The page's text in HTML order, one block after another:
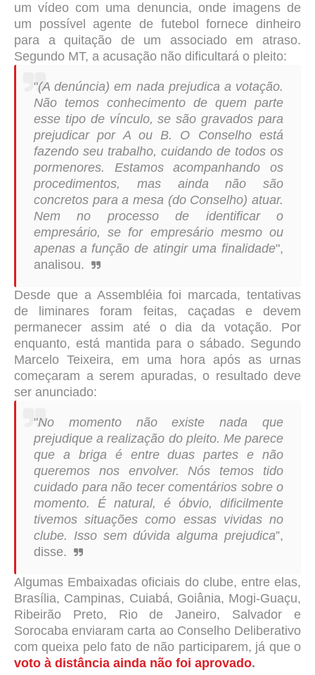
um vídeo com uma denuncia, onde imagens de
um possível agente de futebol fornece dinheiro
para a quitação de um associado em atraso.
Segundo MT, a acusação não dificultará o pleito:
"(A denúncia) em nada prejudica a votação.
Não temos conhecimento de quem parte
esse tipo de vínculo, se são gravados para
prejudicar por A ou B. O Conselho está
fazendo seu trabalho, cuidando de todos os
pormenores. Estamos acompanhando os
procedimentos, mas ainda não são
concretos para a mesa (do Conselho) atuar.
Nem no processo de identificar o
empresário, se for empresário mesmo ou
apenas a função de atingir uma finalidade",
analisou.
Desde que a Assembléia foi marcada, tentativas
de liminares foram feitas, caçadas e devem
permanecer assim até o dia da votação. Por
enquanto, está mantida para o sábado. Segundo
Marcelo Teixeira, em uma hora após as urnas
começaram a serem apuradas, o resultado deve
ser anunciado:
"No momento não existe nada que
prejudique a realização do pleito. Me parece
que a briga é entre duas partes e não
queremos nos envolver. Nós temos tido
cuidado para não tecer comentários sobre o
momento. É natural, é óbvio, dificilmente
tivemos situações como essas vividas no
clube. Isso sem dúvida alguma prejudica”,
disse.
Algumas Embaixadas oficiais do clube, entre elas,
Brasília, Campinas, Cuiabá, Goiânia, Mogi-Guaçu,
Ribeirão Preto, Rio de Janeiro, Salvador e
Sorocaba enviaram carta ao Conselho Deliberativo
com queixa pelo fato de não participarem, já que o
voto à distância ainda não foi aprovado.